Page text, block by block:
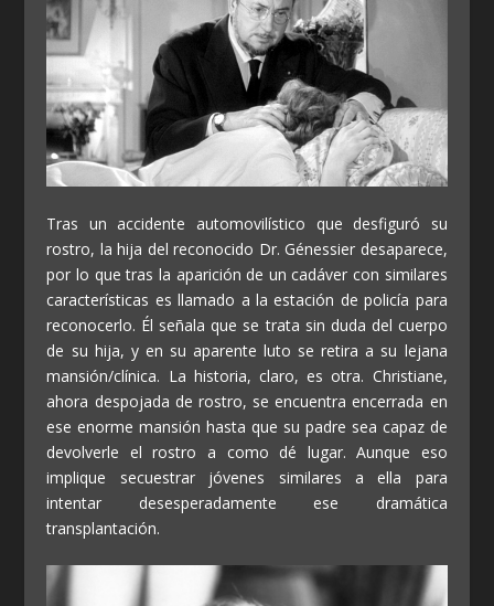
Tras un accidente automovilístico que desfiguró su
rostro, la hija del reconocido Dr. Génessier desaparece,
por lo que tras la aparición de un cadáver con similares
características es llamado a la estación de policía para
reconocerlo. Él señala que se trata sin duda del cuerpo
de su hija, y en su aparente luto se retira a su lejana
mansión/clínica. La historia, claro, es otra. Christiane,
ahora despojada de rostro, se encuentra encerrada en
ese enorme mansión hasta que su padre sea capaz de
devolverle el rostro a como dé lugar. Aunque eso
implique secuestrar jóvenes similares a ella para
intentar desesperadamente ese dramática
transplantación.